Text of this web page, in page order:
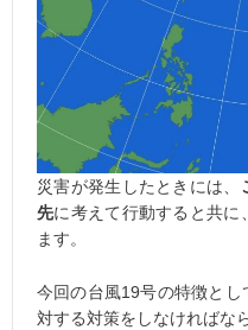
災害が発生したときには、
先に考えて行動すると共に
ます。
今回の台風19号の特徴とし
対する対策をしなければな